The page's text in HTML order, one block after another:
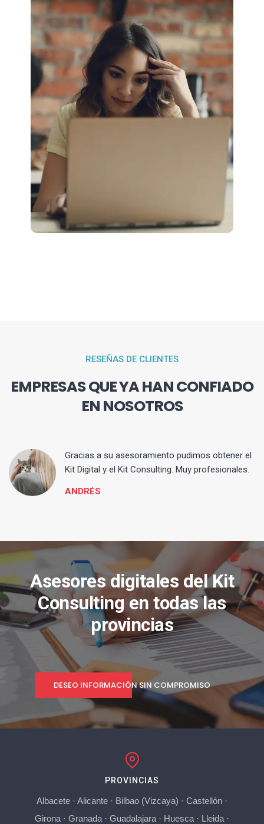
RESEÑAS DE CLIENTES
EMPRESAS QUE YA HAN CONFIADO
EN NOSOTROS
Gracias a su asesoramiento pudimos obtener el
Kit Digital y el Kit Consulting. Muy profesionales.
ANDRÉS
Asesores digitales del Kit
Consulting en todas las
provincias
DESEO INFORMACIÓN SIN COMPROMISO
PROVINCIAS
Albacete· Alicante· Bilbao (Vizcaya) · Castellón·
Girona· Granada· Guadalajara· Huesca· Lleida·